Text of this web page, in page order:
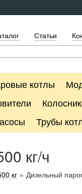
Статьи
котлы
Трубы
кг/ч
кг » Дизельный